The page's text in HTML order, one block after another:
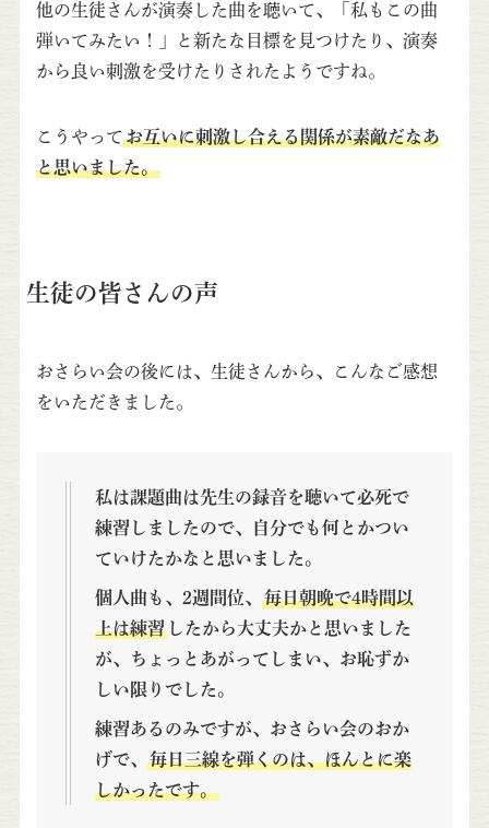
他の生徒さんが演奏した曲を聴いて、「私もこの曲
弾いてみたい！」と新たな目標を見つけたり、演奏
から良い刺激を受けたりされたようですね。
こうやってお互いに刺激し合える関係が素敵だなあ
と思いました。
生徒の皆さんの声
おさらい会の後には、生徒さんから、こんなご感想
をいただきました。
私は課題曲は先生の録音を聴いて必死で
練習しましたので、自分でも何とかつい
ていけたかなと思いました。
個人曲も、2週間位、
毎日朝晩で4時間以
上は練習したから大丈夫かと思いました
が、ちょっとあがってしまい、お恥ずか
しい限りでした。
練習あるのみですが、おさらい会のおか
げで、
毎日三線を弾くのは、ほんとに楽
しかったです。